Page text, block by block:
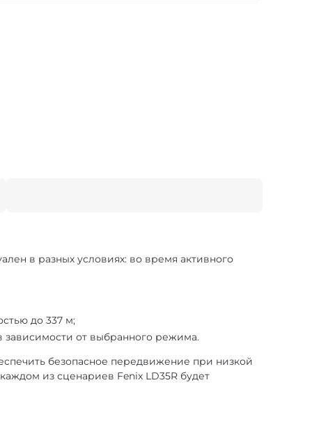
в разных условиях: во время активного
до 337 м;
зависимости от выбранного режима.
безопасное передвижение при низкой
из сценариев Fenix LD35R будет